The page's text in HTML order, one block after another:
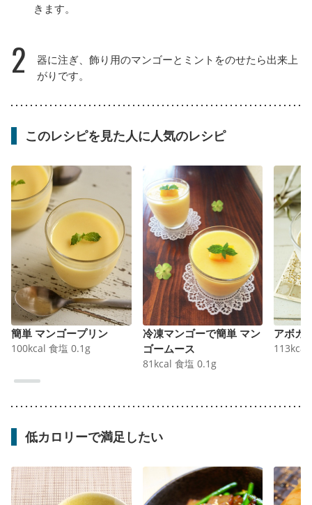
きます。
2
器に注ぎ、飾り用のマンゴーとミントをのせたら出来上
がりです。
このレシピを見た人に人気のレシピ
簡単 マンゴープリン
100kcal 食塩 0.1 g
冷凍マンゴーで簡単 マン
ゴームース
81 kcal 食塩 0.1 g
アボカ
113kcal
低カロリーで満足したい